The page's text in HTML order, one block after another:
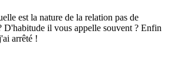
est la nature de la relation pas de
D'habitude il vous appelle souvent ? Enfin
arrêté !